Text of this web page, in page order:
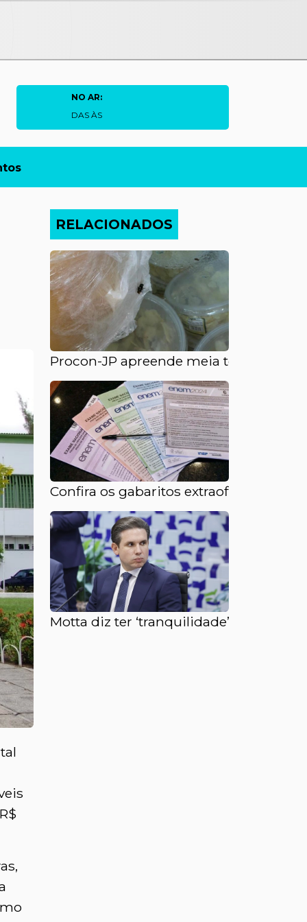
NO AR:
DAS ÀS
RELACIONADOS
Procon-JP apreende meia tonelada
Confira os gabaritos extraoficiais do
Motta diz ter ‘tranquilidade’ sobre